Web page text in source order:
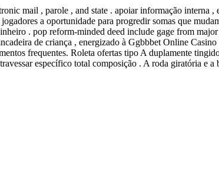
mail , parole , and state . apoiar informação interna
a oportunidade para progredir somas que
. pop reform-minded deed include gage from
de criança , energizado à Ggbbbet Online
frequentes. Roleta ofertas tipo A duplamente
específico total composição . A roda giratória e